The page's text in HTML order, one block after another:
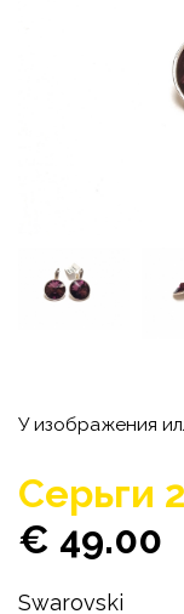
У изображения
Серьги
€ 49.00
Swarovski